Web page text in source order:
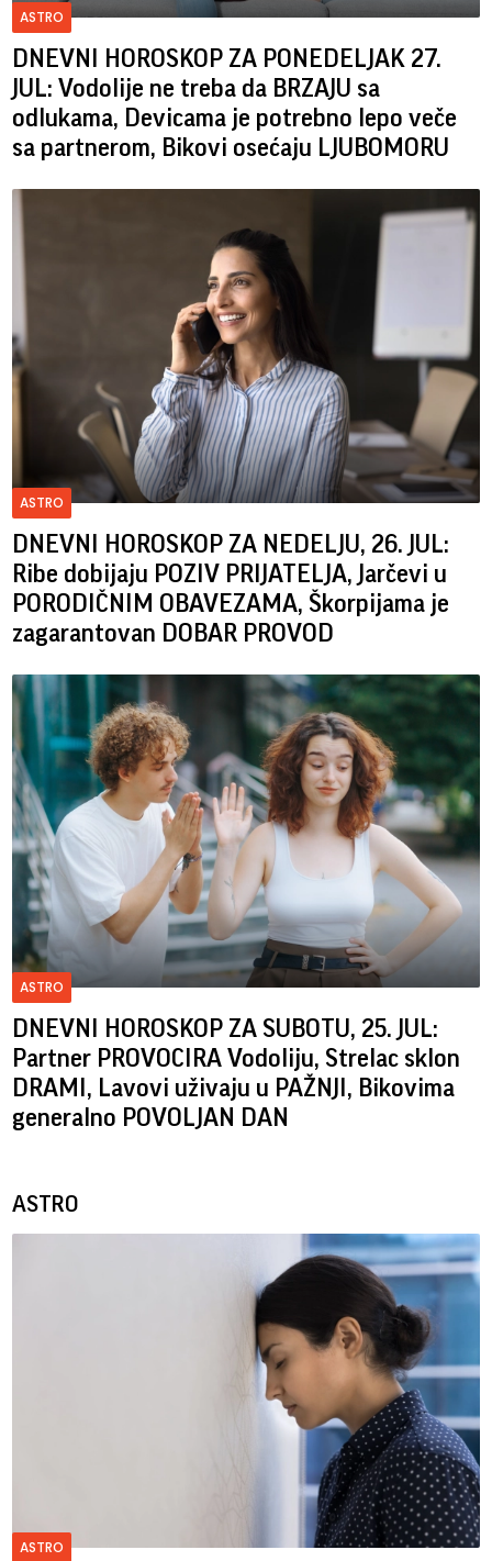
ASTRO
DNEVNI HOROSKOP ZA PONEDELJAK 27.
JUL: Vodolije ne treba da BRZAJU sa
odlukama, Devicama je potrebno lepo veče
sa partnerom, Bikovi osećaju LJUBOMORU
ASTRO
DNEVNI HOROSKOP ZA NEDELJU, 26. JUL:
Ribe dobijaju POZIV PRIJATELJA, Jarčevi u
PORODIČNIM OBAVEZAMA, Škorpijama je
zagarantovan DOBAR PROVOD
ASTRO
DNEVNI HOROSKOP ZA SUBOTU, 25. JUL:
Partner PROVOCIRA Vodoliju, Strelac sklon
DRAMI, Lavovi uživaju u PAŽNJI, Bikovima
generalno POVOLJAN DAN
ASTRO
ASTRO